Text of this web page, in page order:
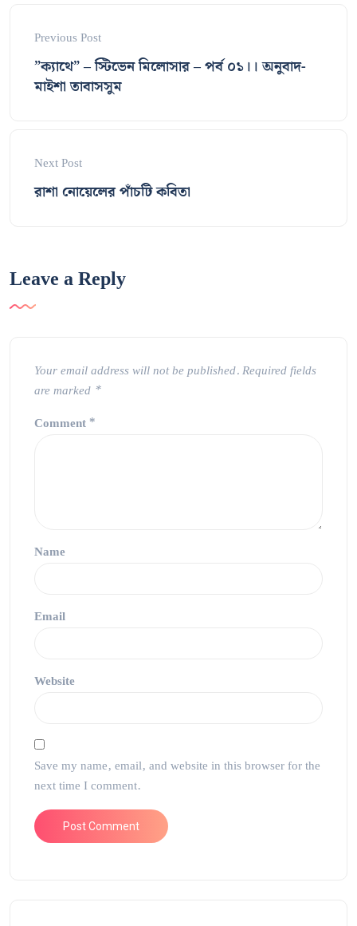
Previous Post
”ক্যাথে” – স্টিভেন মিলোসার – পর্ব ০১।। অনুবাদ-
মাইশা তাবাসসুম
Next Post
রাশা নোয়েলের পাঁচটি কবিতা
Leave a Reply
Your email address will not be published.Required fields
are marked *
Comment *
Name
Email
Website
Save my name, email, and website in this browser for the
next time I comment.